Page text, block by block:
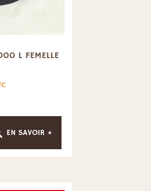
L FEMELLE
EN SAVOIR +